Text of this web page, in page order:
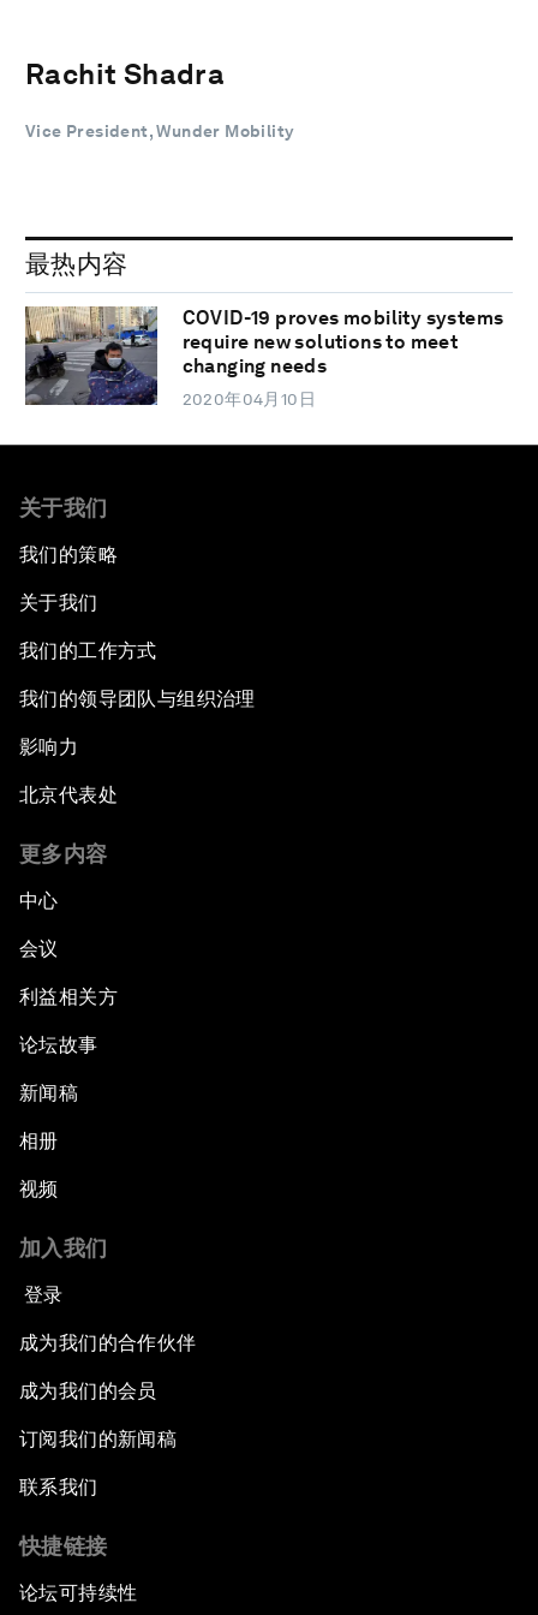
Rachit Shadra
Vice President, Wunder Mobility
最热内容
COVID-19 proves mobility systems
require new solutions to meet
changing needs
2020年04月10日
关于我们
我们的策略
关于我们
我们的工作方式
我们的领导团队与组织治理
影响力
北京代表处
更多内容
中心
会议
利益相关方
论坛故事
新闻稿
相册
视频
加入我们
登录
成为我们的合作伙伴
成为我们的会员
订阅我们的新闻稿
联系我们
快捷链接
论坛可持续性